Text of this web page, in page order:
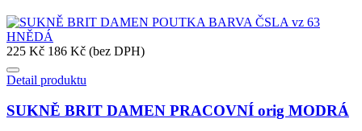
225 Kč 186 Kč (bez DPH)
Detail produktu
SUKNĚ BRIT DAMEN PRACOVNÍ orig MODRÁ